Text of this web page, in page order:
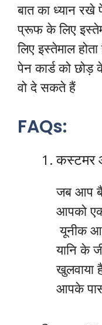
बात का ध्यान
प्रूफ के लिए
लिए इस्तेमाल
पेन कार्ड को
वो दे सकते हैं
FAQs:
कस्टमर
जब आप
आपको
यूनीक
यानि के
खुलवाया
आपके